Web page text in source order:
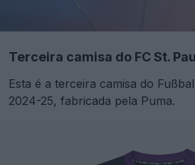
Terceira camisa do FC St.
Esta é a terceira camisa do
2024-25, fabricada pela Puma.